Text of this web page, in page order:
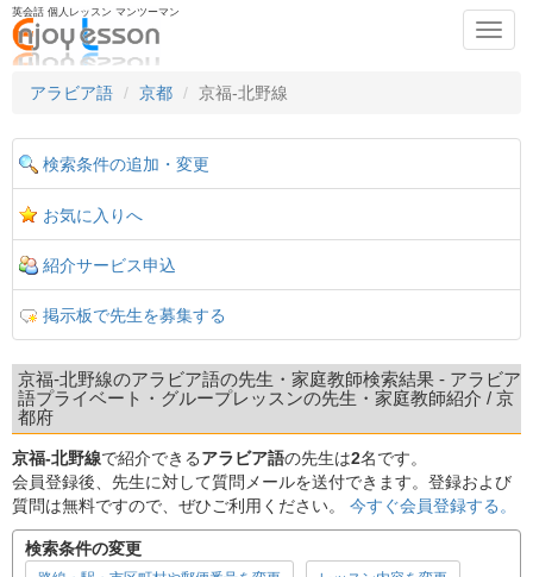
英会話 個人レッスン マンツーマン
アラビア語
京都 京福-北野線
検索条件の追加・変更
お気に入りへ
紹介サービス申込
掲示板で先生を募集する
京福-北野線のアラビア語の先生・家庭教師検索結果 - アラビア
語プライベート・グループレッスンの先生・家庭教師紹介 / 京
都府
京福-北野線で紹介できるアラビア語の先生は2名です。
会員登録後、先生に対して質問メールを送付できます。登録および
質問は無料ですので、ぜひご利用ください。 今すぐ会員登録する。
検索条件の変更